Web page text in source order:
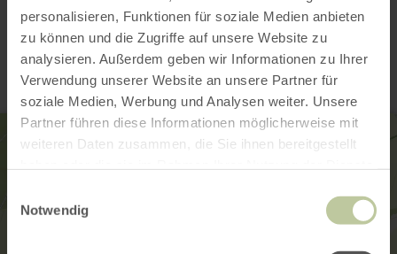
personalisieren, Funktionen für soziale Medien anbieten
zu können und die Zugriffe auf unsere Website zu
analysieren. Außerdem geben wir Informationen zu Ihrer
Verwendung unserer Website an unsere Partner für
soziale Medien, Werbung und Analysen weiter. Unsere
Partner führen diese Informationen möglicherweise mit
weiteren Daten zusammen, die Sie ihnen bereitgestellt
Notwendig
Contact